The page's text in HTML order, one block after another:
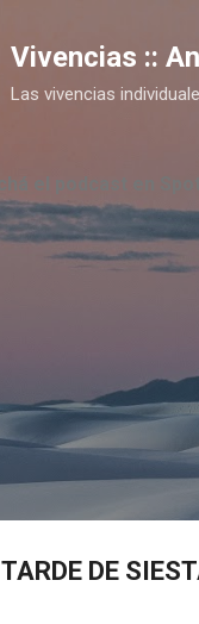
Vivencias ::
Las vivencias
TARDE DE